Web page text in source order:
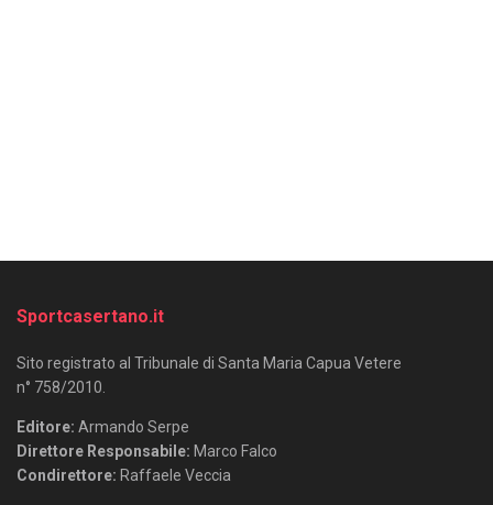
Sportcasertano.it
Sito registrato al Tribunale di Santa Maria Capua Vetere
n° 758/2010.
Editore: Armando Serpe
Direttore Responsabile: Marco Falco
Condirettore: Raffaele Veccia